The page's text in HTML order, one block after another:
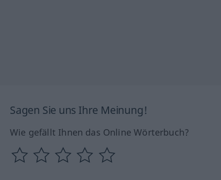
Sagen Sie uns Ihre Meinung!
Wie gefällt Ihnen das Online Wörterbuch?